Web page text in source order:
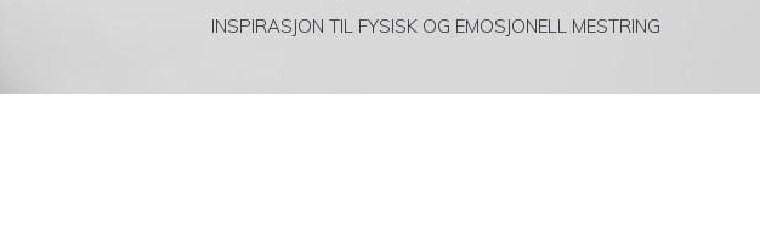
INSPIRASJON TIL FYSISK OG EMOSJONELL MESTRING